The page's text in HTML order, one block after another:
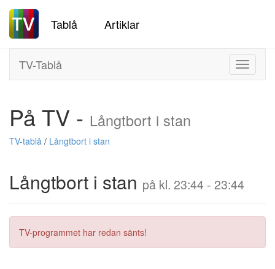
Tablå Artiklar
Toggle
TV-Tablå
På TV - Långtbort i stan
TV-tablå / Långtbort i stan
Långtbort i stan på kl. 23:44 - 23:44
TV-programmet har redan sänts!